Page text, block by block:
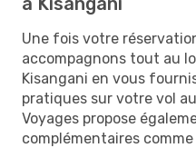
Une fois votre
accompagnons tout au
Kisangani en vous
pratiques sur votre vol
Voyages propose
complémentaires